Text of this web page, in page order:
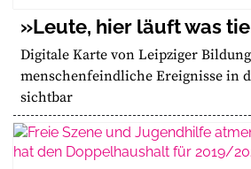
»Leute, hier läuft was
Digitale Karte von Leipziger
menschenfeindliche Ereignisse in
sichtbar